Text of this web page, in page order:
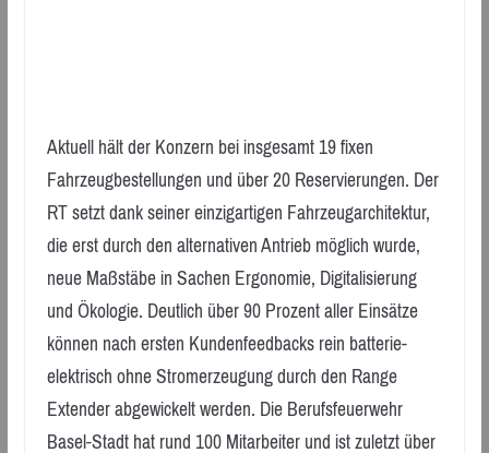
Aktuell hält der Konzern bei insgesamt 19 fixen
Fahrzeugbestellungen und über 20 Reservierungen. Der
RT setzt dank seiner einzigartigen Fahrzeugarchitektur,
die erst durch den alternativen Antrieb möglich wurde,
neue Maßstäbe in Sachen Ergonomie, Digitalisierung
und Ökologie. Deutlich über 90 Prozent aller Einsätze
können nach ersten Kundenfeedbacks rein batterie-
elektrisch ohne Stromerzeugung durch den Range
Extender abgewickelt werden. Die Berufsfeuerwehr
Basel-Stadt hat rund 100 Mitarbeiter und ist zuletzt über